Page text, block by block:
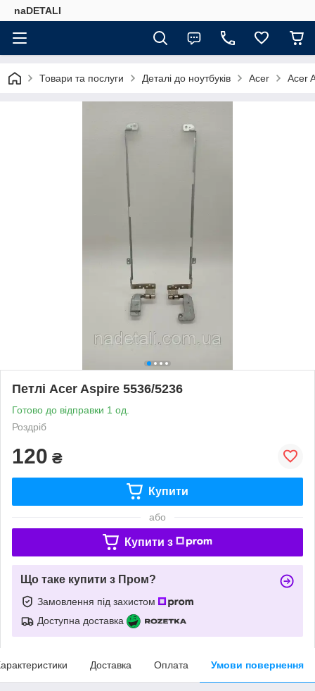
naDETALI
Товари та послуги Деталі до ноутбуків Acer Acer
Петлі Acer Aspire 5536/5236
Готово до відправки 1 од.
Роздріб
120 ₴
Купити
або
Купити з
Що таке купити з Пром?
Замовлення під захистом
Доступна доставка
Доставка Оплата Умови повернення